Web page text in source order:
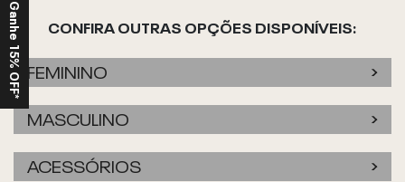
CONFIRA OUTRAS OPÇÕES DISPONÍVEIS:
FEMININO
MASCULINO
ACESSÓRIOS
Ganhe 15% OFF*